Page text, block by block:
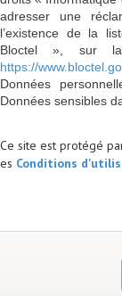
adresser une
l’existence de la
Bloctel », sur
https://
Données
Données sensibles
Ce site est protégé
es Conditions